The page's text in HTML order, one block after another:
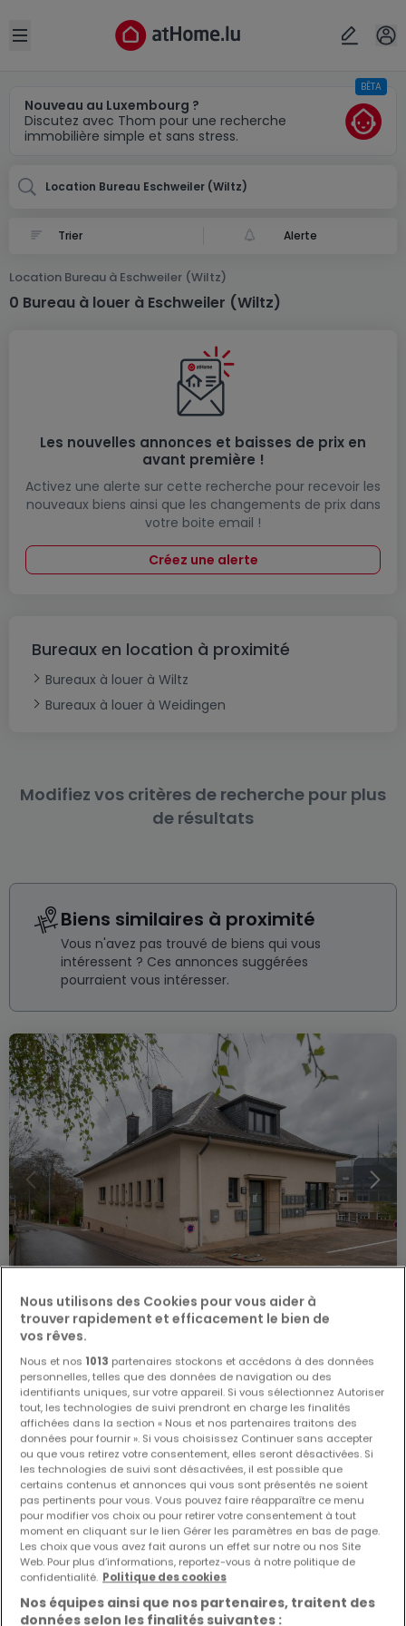
Open sidebar
Nouveau au Luxembourg ?
Discutez avec Thom pour une recherche
immobilière simple et sans stress.
BÊTA
Location Bureau Eschweiler (Wiltz)
Alerte
Location Bureau à Eschweiler (Wiltz)
0 Bureau à louer à Eschweiler (Wiltz)
Les nouvelles annonces et baisses de prix en
avant première !
Activez une alerte sur cette recherche pour recevoir les
nouveaux biens ainsi que les changements de prix dans
votre boite email !
Créez une alerte
Bureaux en location à proximité
Bureaux à louer à Wiltz
Bureaux à louer à Weidingen
Modifiez vos critères de recherche pour plus
de résultats
Biens similaires à proximité
Vous n'avez pas trouvé de biens qui vous
intéressent ? Ces annonces suggérées
pourraient vous intéresser.
Bureau à louer àWiltz
410 €
17 m²
Localité(s)
Annuler OK
Nous utilisons des Cookies pour vous aider à
trouver rapidement et efficacement le bien de
vos rêves.
Nous et nos 1013 partenaires stockons et accédons à des données
personnelles, telles que des données de navigation ou des
identifiants uniques, sur votre appareil. Si vous sélectionnez Autoriser
tout, les technologies de suivi prendront en charge les finalités
affichées dans la section « Nous et nos partenaires traitons des
données pour fournir ». Si vous choisissez Continuer sans accepter
ou que vous retirez votre consentement, elles seront désactivées. Si
les technologies de suivi sont désactivées, il est possible que
certains contenus et annonces qui vous sont présentés ne soient
pas pertinents pour vous. Vous pouvez faire réapparaître ce menu
pour modifier vos choix ou pour retirer votre consentement à tout
moment en cliquant sur le lien Gérer les paramètres en bas de page.
Les choix que vous avez fait aurons un effet sur notre ou nos Site
Web. Pour plus d’informations, reportez-vous à notre politique de
confidentialité. Politique des cookies
Nos équipes ainsi que nos partenaires, traitent des
données selon les finalités suivantes :